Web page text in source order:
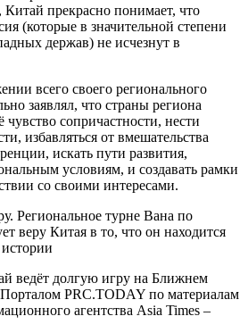
Китай прекрасно понимает, что
(которые в значительной степени
держав) не исчезнут в
всего своего регионального
заявлял, что страны региона
чувство сопричастности, нести
избавляться от вмешательства
искать пути развития,
условиям, и создавать рамки
со своими интересами.
Региональное турне Вана по
веру Китая в то, что он находится
ведёт долгую игру на Ближнем
PRC.TODAY по материалам
агентства Asia Times –